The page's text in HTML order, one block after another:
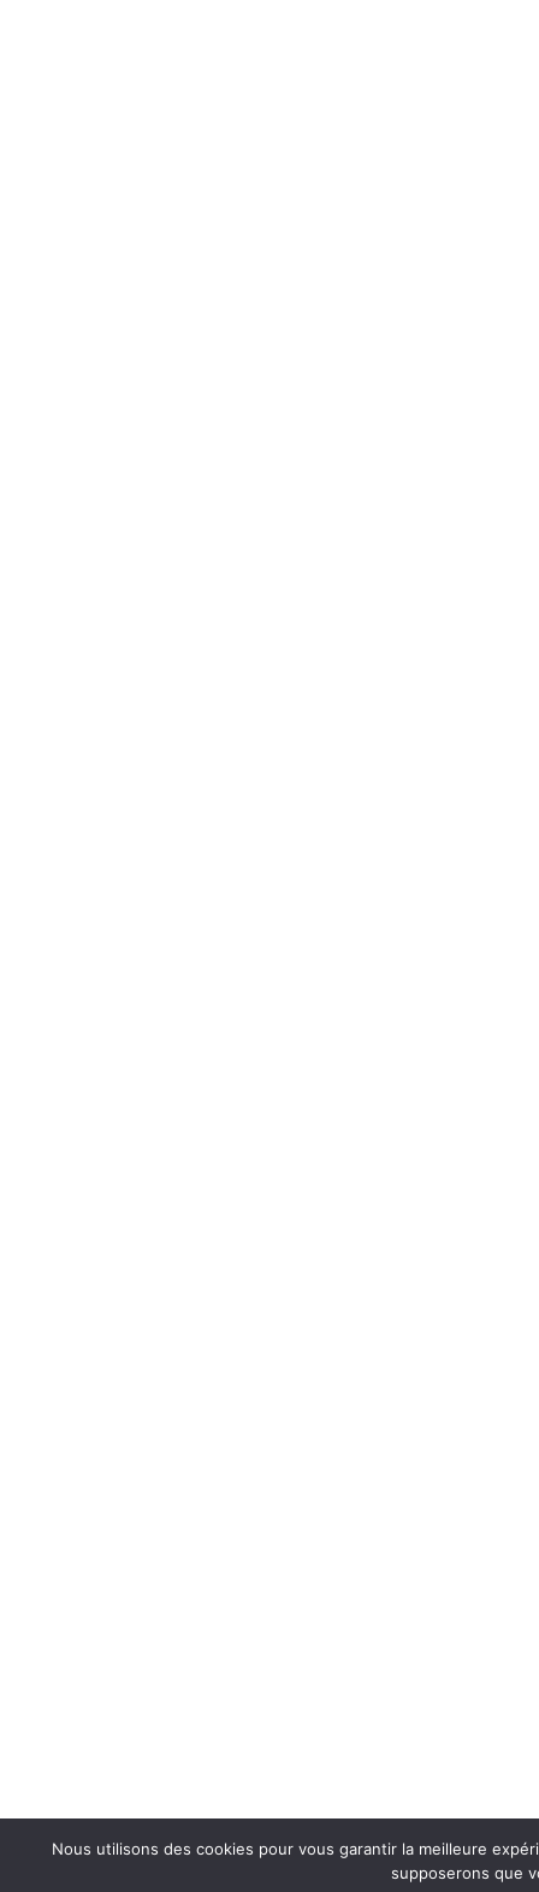
Nous utilisons des cookies pour vous garantir la meilleure
supposerons que